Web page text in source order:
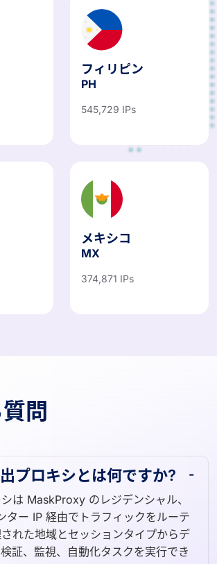
フィリピン
PH
545,729 IPs
メキシコ
MX
374,871 IPs
問
プロキシとは何ですか?
は MaskProxy のレジデンシャル、
ター IP 経由でトラフィックをルーテ
れた地域とセッションタイプからデ
証、監視、自動化タスクを実行でき